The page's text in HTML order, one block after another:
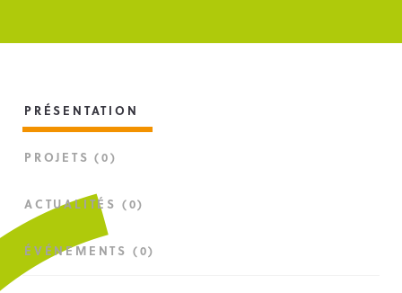
PRÉSENTATION
PROJETS (0)
ACTUALITÉS (0)
ÉVÉNEMENTS (0)